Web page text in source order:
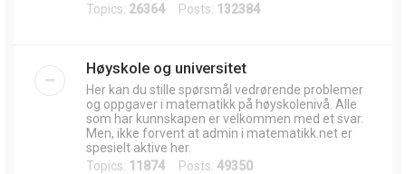
Topics: 26364 Posts: 132384
Høyskole og universitet
Her kan du stille spørsmål vedrørende problemer
og oppgaver i matematikk på høyskolenivå. Alle
som har kunnskapen er velkommen med et svar.
Men, ikke forvent at admin i matematikk.net er
spesielt aktive her.
Topics: 11874 Posts: 49350